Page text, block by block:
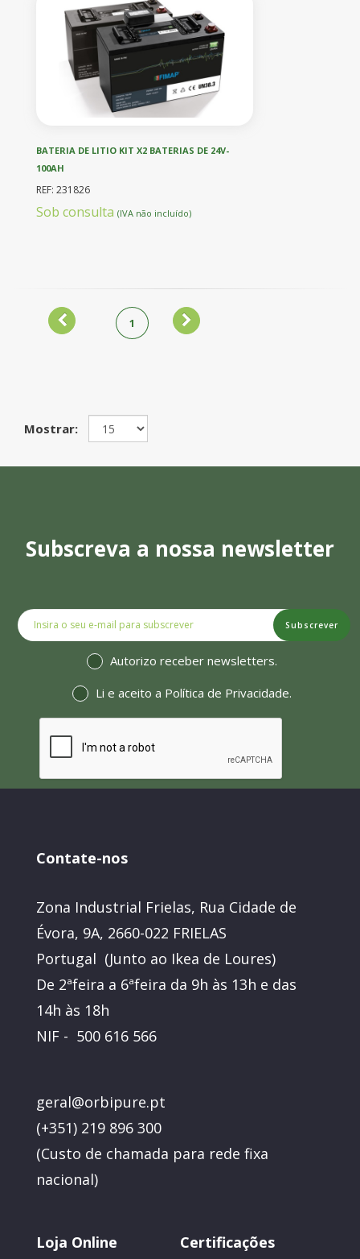
BATERIA DE LITIO KIT X2 BATERIAS DE 24V-
100AH
REF: 231826
Sob consulta (IVA não incluído)
1
Mostrar:
Subscreva a nossa newsletter
Subscrever
Autorizo receber newsletters.
Li e aceito a Política de Privacidade.
Contate-nos
Zona Industrial Frielas, Rua Cidade de
Évora, 9A, 2660-022 FRIELAS
Portugal (Junto ao Ikea de Loures)
De 2ªfeira a 6ªfeira da 9h às 13h e das
14h às 18h
NIF - 500 616 566
geral@orbipure.pt
(+351) 219 896 300
(Custo de chamada para rede fixa
nacional)
Loja Online Certificações